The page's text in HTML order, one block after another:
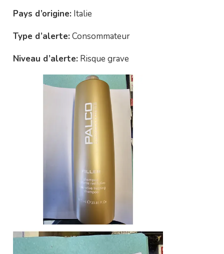
Pays d’origine: Italie
Type d’alerte: Consommateur
Niveau d’alerte: Risque grave